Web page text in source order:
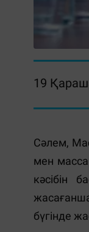
19
Сәлем,
мен
кәсібін
бүгінде